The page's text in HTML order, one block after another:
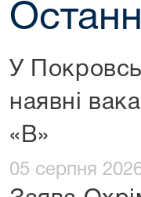
У
наявні
«В»
05 серпня